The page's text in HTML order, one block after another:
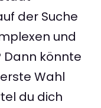
der Suche
und
Dann könnte
Wahl
du dich